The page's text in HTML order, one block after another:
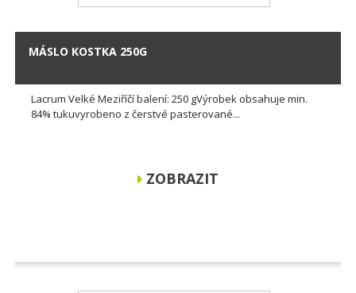
MÁSLO KOSTKA 250G
Lacrum Velké Meziříčí balení: 250 gVýrobek obsahuje min.
84% tukuvyrobeno z čerstvé pasterované...
ZOBRAZIT